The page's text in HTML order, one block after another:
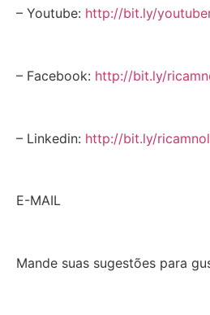
– Youtube: http://bit.ly/
– Facebook: http://bit.ly/
– Linkedin: http://bit.ly/
E-MAIL
Mande suas sugestões para